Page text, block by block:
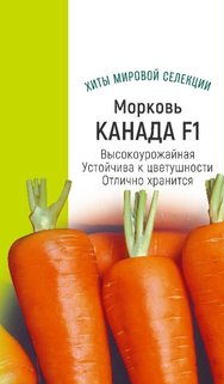
Обратный звонок
Семена
Грунты
Газонные травы,
Горшки, рассадники,
Посадочный материал